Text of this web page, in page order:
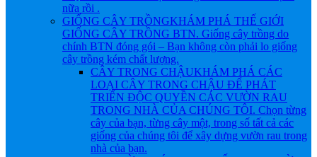
nữa rồi .
GIỐNG CÂY TRỒNGKHÁM PHÁ THẾ GIỚI
GIỐNG CÂY TRỒNG BTN. Giống cây trồng do
chính BTN đóng gói – Bạn không còn phải lo giống
cây trồng kém chất lượng.
CÂY TRONG CHẬUKHÁM PHÁ CÁC
LOẠI CÂY TRONG CHẬU ĐỂ PHÁT
TRIỂN ĐỘC QUYỀN CÁC VƯỜN RAU
TRONG NHÀ CỦA CHÚNG TÔI. Chọn từng
cây của bạn, từng cây một, trong số tất cả các
giống của chúng tôi để xây dựng vườn rau trong
nhà của bạn.